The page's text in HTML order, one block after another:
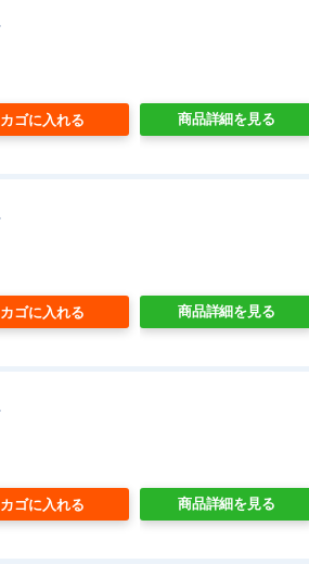
商品詳細を見る
商品詳細を見る
商品詳細を見る